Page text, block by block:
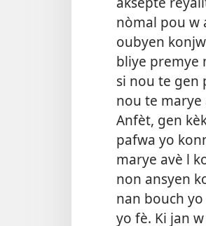
nòmal pou w
oubyen
bliye premye
si nou te gen
nou te
Anfèt, gen
pafwa yo
marye avè l
non ansyen
nan bouch
yo fè. Ki jan